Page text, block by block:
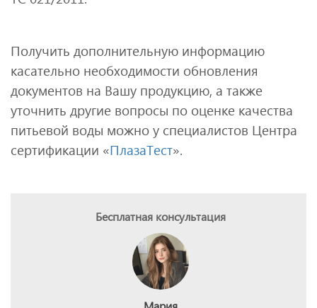
Получить дополнительную информацию
касательно необходимости обновления
документов на Вашу продукцию, а также
уточнить другие вопросы по оценке качества
питьевой воды можно у специалистов Центра
сертификации «ПлазаТест».
Бесплатная консультация